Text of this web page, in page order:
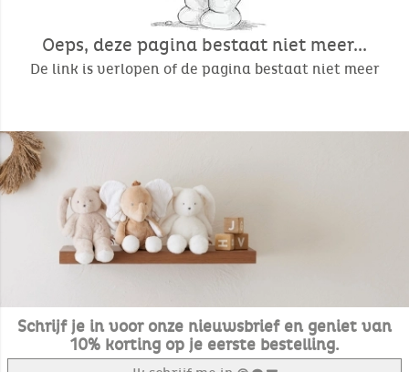
Oeps, deze pagina bestaat niet meer...
De link is verlopen of de pagina bestaat niet meer
Schrijf je in voor onze nieuwsbrief en geniet van
10% korting op je eerste bestelling.